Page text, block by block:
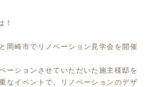
！
岡崎市でリノベーション見学会を開催
ーションさせていただいた施主様邸を
なイベントで、リノベーションのデザ